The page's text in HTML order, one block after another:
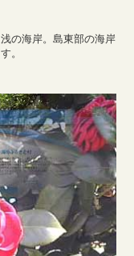
の海岸。島東部の海岸
。